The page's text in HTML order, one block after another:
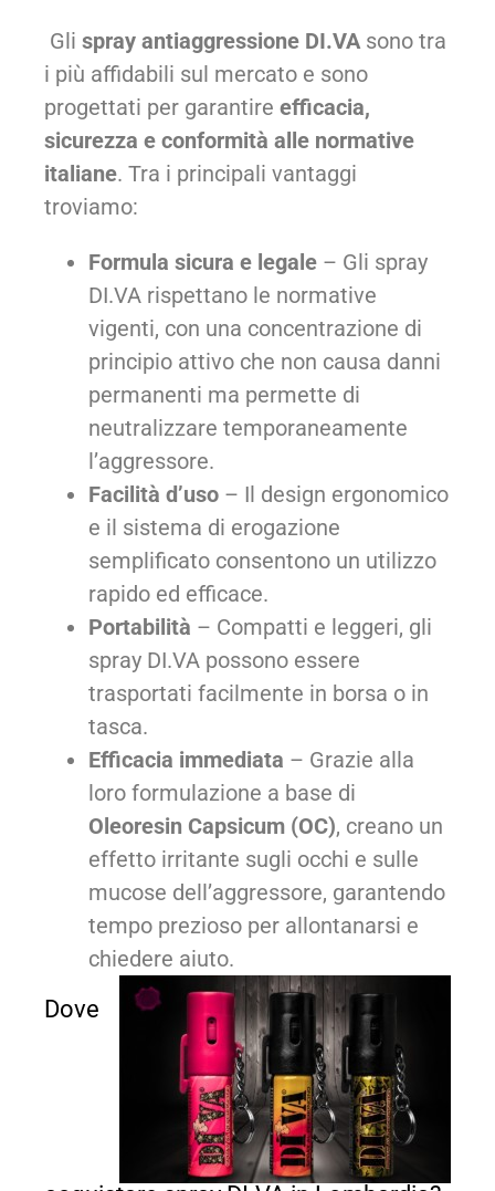
Gli spray antiaggressione DI.VA sono tra
i più affidabili sul mercato e sono
progettati per garantire efficacia,
sicurezza e conformità alle normative
italiane. Tra i principali vantaggi
troviamo:
Formula sicura e legale – Gli spray
DI.VA rispettano le normative
vigenti, con una concentrazione di
principio attivo che non causa danni
permanenti ma permette di
neutralizzare temporaneamente
l’aggressore.
Facilità d’uso – Il design ergonomico
e il sistema di erogazione
semplificato consentono un utilizzo
rapido ed efficace.
Portabilità – Compatti e leggeri, gli
spray DI.VA possono essere
trasportati facilmente in borsa o in
tasca.
Efficacia immediata – Grazie alla
loro formulazione a base di
Oleoresin Capsicum (OC), creano un
effetto irritante sugli occhi e sulle
mucose dell’aggressore, garantendo
tempo prezioso per allontanarsi e
chiedere aiuto.
Dove